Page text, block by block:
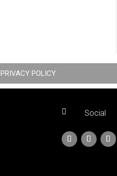
PRIVACY POLICY
 Social